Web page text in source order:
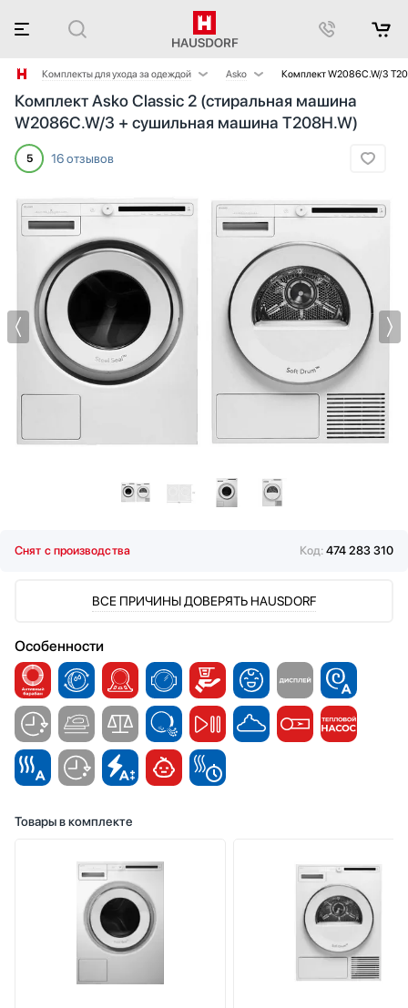
Комплекты для ухода за одеждой
Комплекты для домашнего комфорта
Комплекты для кухни
Asko
Bosch
Electrolux
Kuppersberg
Miele
Schulthess
V-ZUG
VARD
Комплект W2086C.W/3
Комплект Asko Classic 2 (стиральная машина
W2086C.W/3 + сушильная машина T208H.W)
5 16 отзывов
Снят с производства Код: 474 283 310
ВСЕ ПРИЧИНЫ ДОВЕРЯТЬ HAUSDORF
Особенности
Товары в комплекте